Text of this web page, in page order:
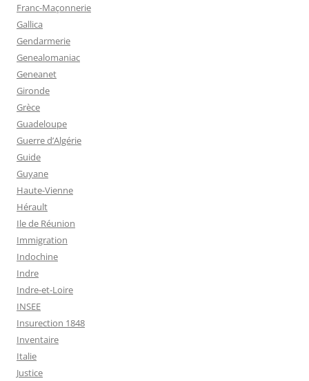
Franc-Maçonnerie
Gallica
Gendarmerie
Genealomaniac
Geneanet
Gironde
Grèce
Guadeloupe
Guerre d’Algérie
Guide
Guyane
Haute-Vienne
Hérault
Ile de Réunion
Immigration
Indochine
Indre
Indre-et-Loire
INSEE
Insurection 1848
Inventaire
Italie
Justice